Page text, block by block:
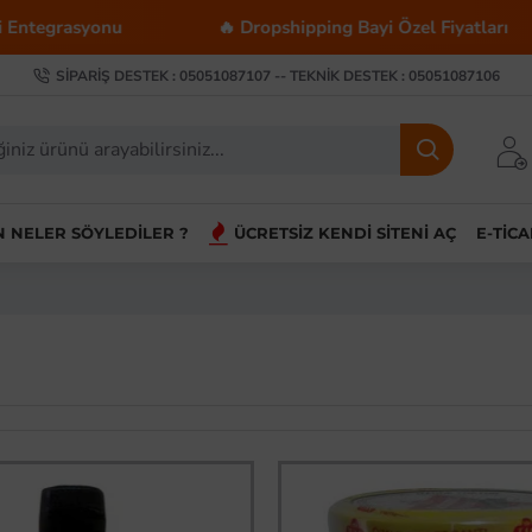
🔥 Dropshipping Bayi Özel Fiyatları
SIPARIŞ DESTEK : 05051087107 -- TEKNIK DESTEK : 05051087106
NELER SÖYLEDILER ? ÜCRETSIZ KENDI SITENI AÇ E-